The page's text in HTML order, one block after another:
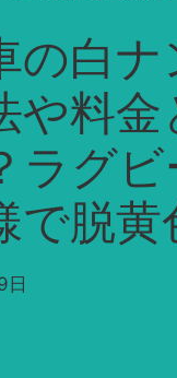
の白ナ
や料金
ラグビ
脱黄
日